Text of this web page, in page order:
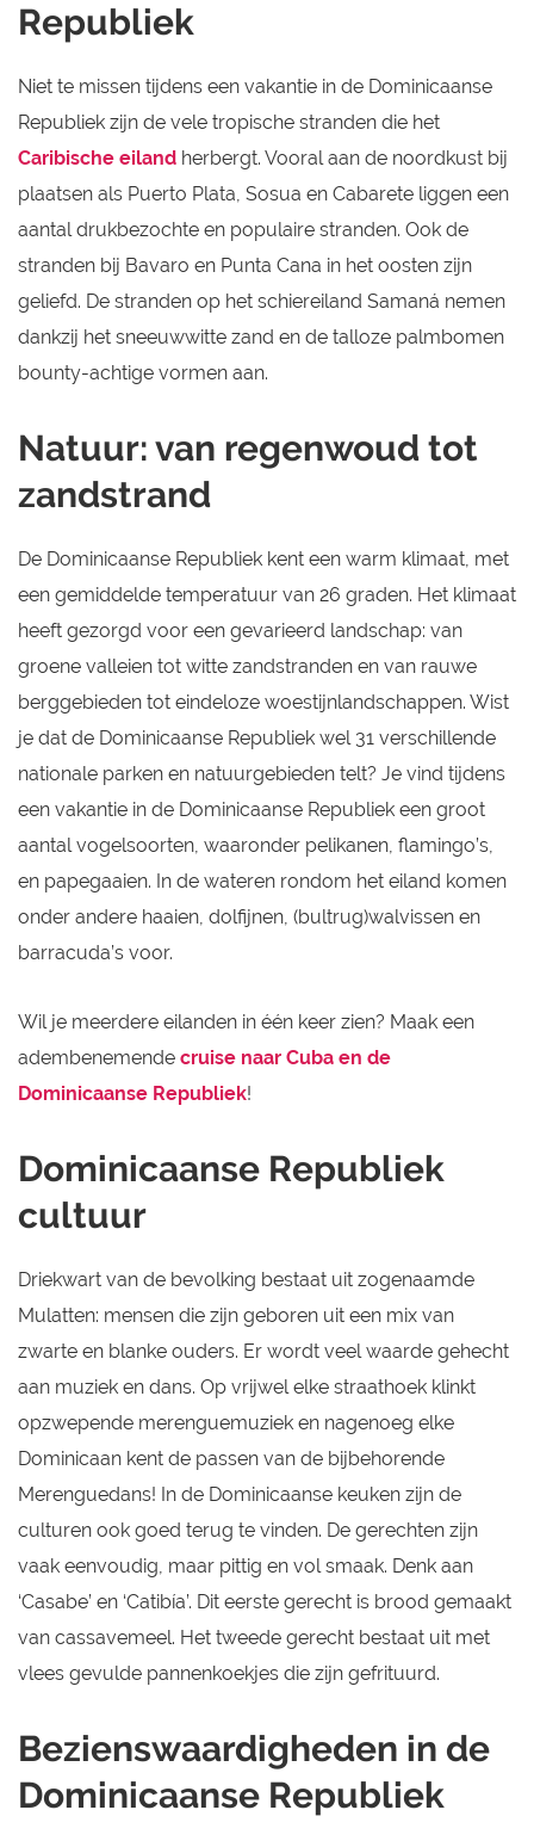
Republiek
Niet te missen tijdens een vakantie in de Dominicaanse
Republiek zijn de vele tropische stranden die het
Caribische eiland herbergt. Vooral aan de noordkust bij
plaatsen als Puerto Plata, Sosua en Cabarete liggen een
aantal drukbezochte en populaire stranden. Ook de
stranden bij Bavaro en Punta Cana in het oosten zijn
geliefd. De stranden op het schiereiland Samaná nemen
dankzij het sneeuwwitte zand en de talloze palmbomen
bounty-achtige vormen aan.
Natuur: van regenwoud tot
zandstrand
De Dominicaanse Republiek kent een warm klimaat, met
een gemiddelde temperatuur van 26 graden. Het klimaat
heeft gezorgd voor een gevarieerd landschap: van
groene valleien tot witte zandstranden en van rauwe
berggebieden tot eindeloze woestijnlandschappen. Wist
je dat de Dominicaanse Republiek wel 31 verschillende
nationale parken en natuurgebieden telt? Je vind tijdens
een vakantie in de Dominicaanse Republiek een groot
aantal vogelsoorten, waaronder pelikanen, flamingo’s,
en papegaaien. In de wateren rondom het eiland komen
onder andere haaien, dolfijnen, (bultrug)walvissen en
barracuda’s voor.
Wil je meerdere eilanden in één keer zien? Maak een
adembenemende cruise naar Cuba en de
Dominicaanse Republiek!
Dominicaanse Republiek
cultuur
Driekwart van de bevolking bestaat uit zogenaamde
Mulatten: mensen die zijn geboren uit een mix van
zwarte en blanke ouders. Er wordt veel waarde gehecht
aan muziek en dans. Op vrijwel elke straathoek klinkt
opzwepende merenguemuziek en nagenoeg elke
Dominicaan kent de passen van de bijbehorende
Merenguedans! In de Dominicaanse keuken zijn de
culturen ook goed terug te vinden. De gerechten zijn
vaak eenvoudig, maar pittig en vol smaak. Denk aan
‘Casabe’ en ‘Catibía’. Dit eerste gerecht is brood gemaakt
van cassavemeel. Het tweede gerecht bestaat uit met
vlees gevulde pannenkoekjes die zijn gefrituurd.
Bezienswaardigheden in de
Dominicaanse Republiek